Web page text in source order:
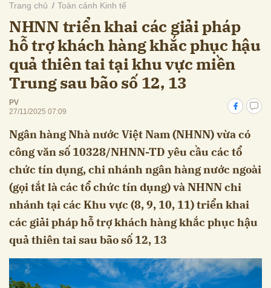
Trang chủ Toàn cảnh Kinh tế
NHNN triển khai các giải pháp
hỗ trợ khách hàng khắc phục hậu
quả thiên tai tại khu vực miền
Trung sau bão số 12, 13
PV
27/11/2025 07:09
Ngân hàng Nhà nước Việt Nam (NHNN) vừa có
công văn số 10328/NHNN-TD yêu cầu các tổ
chức tín dụng, chi nhánh ngân hàng nước ngoài
(gọi tắt là các tổ chức tín dụng) và NHNN chi
nhánh tại các Khu vực (8, 9, 10, 11) triển khai
các giải pháp hỗ trợ khách hàng khắc phục hậu
quả thiên tai sau bão số 12, 13
Hủy